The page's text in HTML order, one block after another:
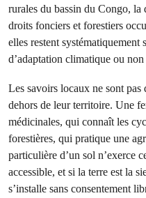
rurales du bassin du Congo, la
droits fonciers et forestiers
elles restent systématiquement
d’adaptation climatique ou
Les savoirs locaux ne sont pas
dehors de leur territoire. Une
médicinales, qui connaît les
forestières, qui pratique une
particulière d’un sol n’exerce
accessible, et si la terre est la
s’installe sans consentement